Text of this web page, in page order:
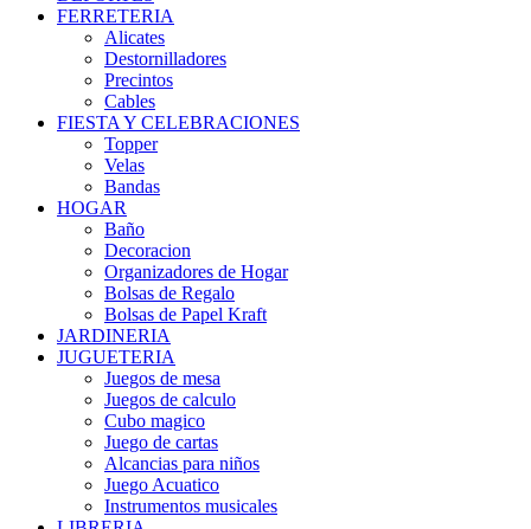
FERRETERIA
Alicates
Destornilladores
Precintos
Cables
FIESTA Y CELEBRACIONES
Topper
Velas
Bandas
HOGAR
Baño
Decoracion
Organizadores de Hogar
Bolsas de Regalo
Bolsas de Papel Kraft
JARDINERIA
JUGUETERIA
Juegos de mesa
Juegos de calculo
Cubo magico
Juego de cartas
Alcancias para niños
Juego Acuatico
Instrumentos musicales